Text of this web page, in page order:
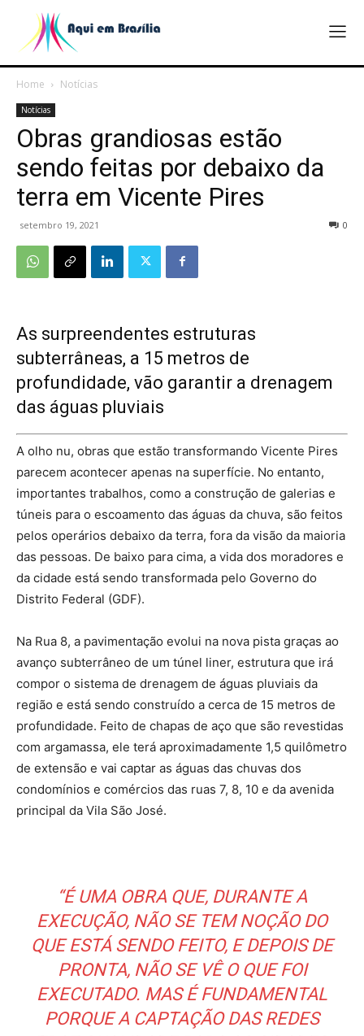
Home Notícias
Notícias
Obras grandiosas estão
sendo feitas por debaixo da
terra em Vicente Pires
setembro 19, 2021 0
As surpreendentes estruturas
subterrâneas, a 15 metros de
profundidade, vão garantir a drenagem
das águas pluviais
A olho nu, obras que estão transformando Vicente Pires
parecem acontecer apenas na superfície. No entanto,
importantes trabalhos, como a construção de galerias e
túneis para o escoamento das águas da chuva, são feitos
pelos operários debaixo da terra, fora da visão da maioria
das pessoas. De baixo para cima, a vida dos moradores e
da cidade está sendo transformada pelo Governo do
Distrito Federal (GDF).
Na Rua 8, a pavimentação evolui na nova pista graças ao
avanço subterrâneo de um túnel liner, estrutura que irá
compor o sistema de drenagem de águas pluviais da
região e está sendo construído a cerca de 15 metros de
profundidade. Feito de chapas de aço que são revestidas
com argamassa, ele terá aproximadamente 1,5 quilômetro
de extensão e vai captar as águas das chuvas dos
condomínios e comércios das ruas 7, 8, 10 e da avenida
principal da Vila São José.
“É UMA OBRA QUE, DURANTE A
EXECUÇÃO, NÃO SE TEM NOÇÃO DO
QUE ESTÁ SENDO FEITO, E DEPOIS DE
PRONTA, NÃO SE VÊ O QUE FOI
EXECUTADO. MAS É FUNDAMENTAL
PORQUE A CAPTAÇÃO DAS REDES